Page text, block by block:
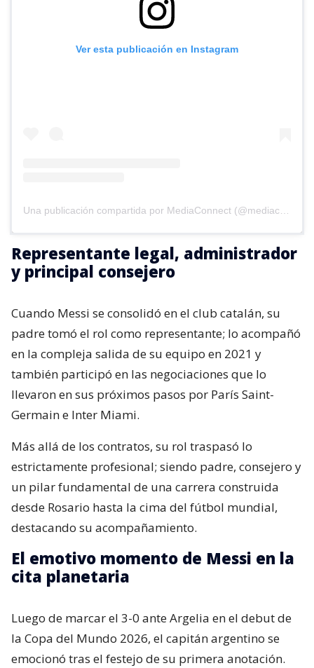
Ver esta publicación en Instagram
Representante legal, administrador
y principal consejero
Cuando Messi se consolidó en el club catalán, su
padre tomó el rol como representante; lo acompañó
en la compleja salida de su equipo en 2021 y
también participó en las negociaciones que lo
llevaron en sus próximos pasos por París Saint-
Germain e Inter Miami.
Más allá de los contratos, su rol traspasó lo
estrictamente profesional; siendo padre, consejero y
un pilar fundamental de una carrera construida
desde Rosario hasta la cima del fútbol mundial,
destacando su acompañamiento.
El emotivo momento de Messi en la
cita planetaria
Luego de marcar el 3-0 ante Argelia en el debut de
la Copa del Mundo 2026, el capitán argentino se
emocionó tras el festejo de su primera anotación.